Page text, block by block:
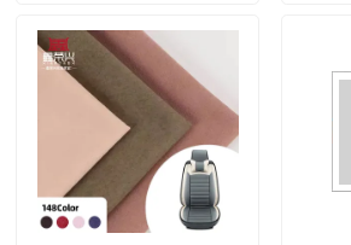
Produkte
Über uns
Fabrik Tour